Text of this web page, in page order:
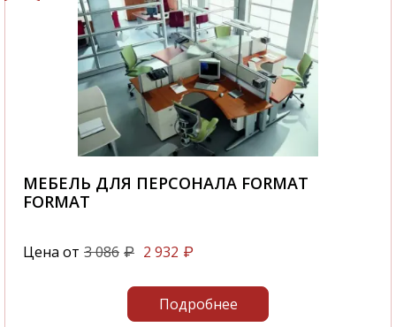
МЕБЕЛЬ ДЛЯ ПЕРСОНАЛА FORMAT
FORMAT
Цена от 3 086 ₽ 2 932 ₽
Подробнее